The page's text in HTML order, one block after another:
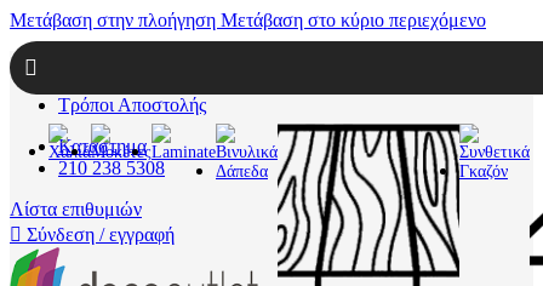
Μετάβαση στην πλοήγηση Μετάβαση στο κύριο περιεχόμενο
Τρόποι Αποστολής
Κατάστημα
210 238 5308
Λίστα επιθυμιών
Σύνδεση / εγγραφή